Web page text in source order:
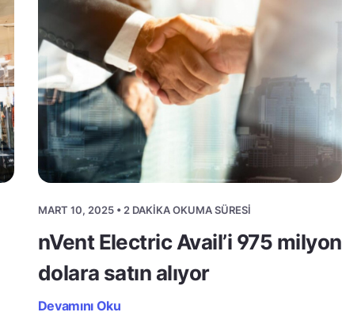
MART 10, 2025 • 2 DAKIKA OKUMA SÜRESI
nVent Electric Avail’i 975 milyon
dolara satın alıyor
Devamını Oku